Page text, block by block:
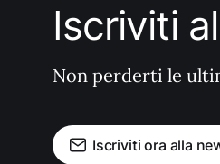
Iscriviti
Non perderti le
Iscriviti ora alla